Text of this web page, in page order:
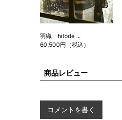
羽織 hitode ...
60,500円（税込）
商品レビュー
コメントを書く